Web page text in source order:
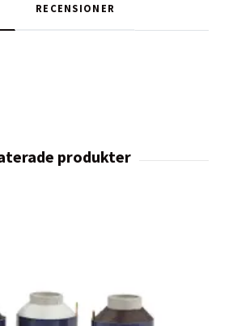
RECENSIONER